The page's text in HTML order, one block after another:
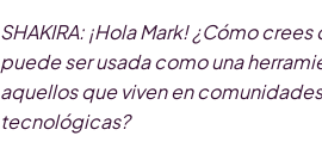
SHAKIRA: ¡Hola Mark! ¿Cómo
puede ser usada como una
aquellos que viven en
tecnológicas?